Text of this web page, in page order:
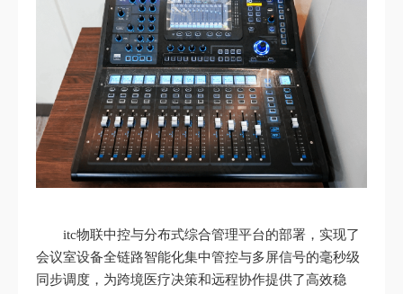
itc物联中控与分布式综合管理平台的部署，实现了
会议室设备全链路智能化集中管控与多屏信号的毫秒级
同步调度，为跨境医疗决策和远程协作提供了高效稳